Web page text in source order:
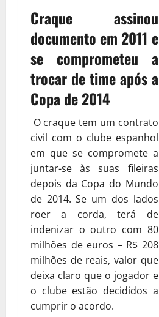
Craque assinou
documento em 2011 e
se comprometeu a
trocar de time após a
Copa de 2014
O craque tem um contrato
civil com o clube espanhol
em que se compromete a
juntar-se às suas fileiras
depois da Copa do Mundo
de 2014. Se um dos lados
roer a corda, terá de
indenizar o outro com 80
milhões de euros – R$ 208
milhões de reais, valor que
deixa claro que o jogador e
o clube estão decididos a
cumprir o acordo.